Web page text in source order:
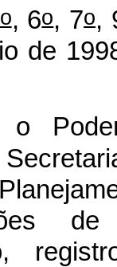
o, 6o, 7o,
de
Poder
de